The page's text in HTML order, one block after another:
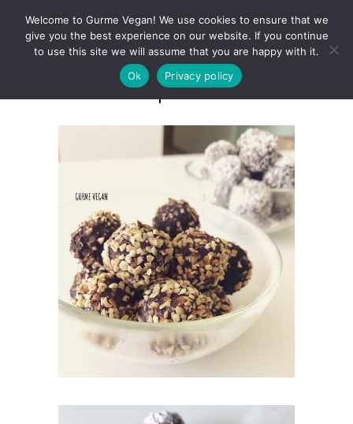
Marsipanbollar
Welcome to Gurme Vegan! We use cookies to ensure that we
give you the best experience on our website. If you continue
to use this site we will assume that you are happy with it.
Ok
Privacy policy